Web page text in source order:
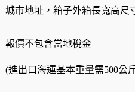
城市地址，箱子外箱長寬高尺
報價不包含當地稅金
(進出口海運基本重量需500公